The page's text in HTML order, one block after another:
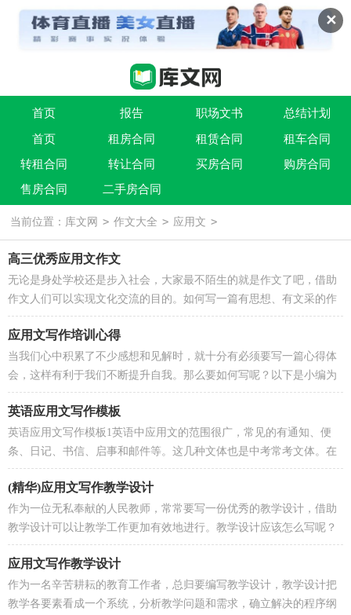
✕
首页 报告 职场文书 总结计划
条据书信 实用文 祝福语
首页 租房合同 租赁合同
租车合同
转租合同
转让合同 买房合同
购房合同
售房合同
二手房合同
当前位置： 库文网 > 作文大全 > 应用文 >
高三优秀应用文作文
无论是身处学校还是步入社会，大家最不陌生的就是作文了吧，借助
作文人们可以实现文化交流的目的。如何写一篇有思想、有文采的作
文呢？下面是小编收集整理的高三...
应用文写作培训心得
当我们心中积累了不少感想和见解时，就十分有必须要写一篇心得体
会，这样有利于我们不断提升自我。那么要如何写呢？以下是小编为
大家收集的应用文写作培训心得，...
英语应用文写作模板
英语应用文写作模板1英语中应用文的范围很广，常见的有通知、便
条、日记、书信、启事和邮件等。这几种文体也是中考常考文体。在
应用文写作中要注意以下几点：1．...
(精华)应用文写作教学设计
作为一位无私奉献的人民教师，常常要写一份优秀的教学设计，借助
教学设计可以让教学工作更加有效地进行。教学设计应该怎么写呢？
以下是小编为大家整理的应用文写...
应用文写作教学设计
作为一名辛苦耕耘的教育工作者，总归要编写教学设计，教学设计把
教学各要素看成一个系统，分析教学问题和需求，确立解决的程序纲